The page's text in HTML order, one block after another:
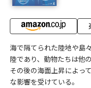
海で隔てられた陸地や島
陸であり、動物たちは他
その後の海面上昇によっ
な影響を受けている。